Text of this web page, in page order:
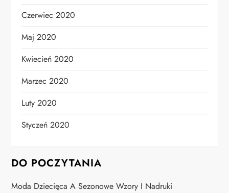
Czerwiec 2020
Maj 2020
Kwiecień 2020
Marzec 2020
Luty 2020
Styczeń 2020
DO POCZYTANIA
Moda Dziecięca A Sezonowe Wzory I Nadruki